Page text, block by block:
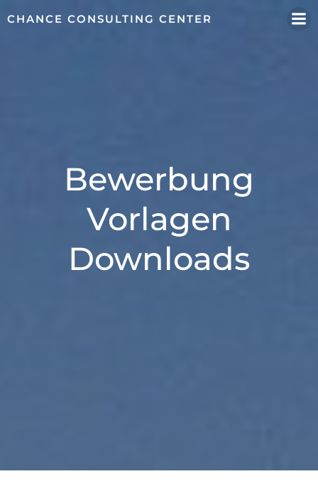
Inhalt
CHANCE CONSULTING CENTER
Bewerbung
Vorlagen
Downloads